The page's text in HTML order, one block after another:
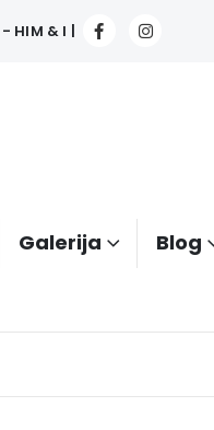
- HIM & I |
Galerija Blog